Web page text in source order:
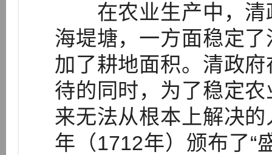
在农业生产中，清
海堤塘，一方面稳定
加了耕地面积。清政
待的同时，为了稳定
来无法从根本上解决
年（1712年）颁布了“